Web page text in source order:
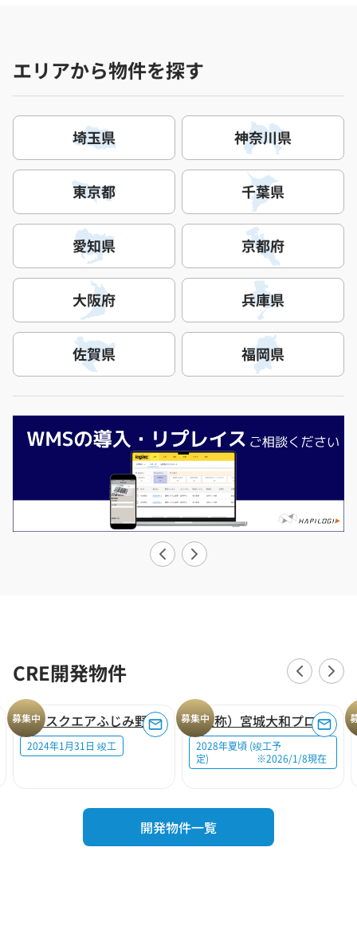
エリアから物件を探す
埼玉県 神奈川県
東京都 千葉県
愛知県 京都府
大阪府 兵庫県
佐賀県 福岡県
CRE開発物件
募集中
ロジスクエアふじみ野A
2024年1月31日 竣工
募集中 （仮称）宮城大和プロジェクト
2028年夏頃 (竣工予
定) ※2026/1/8現在
開発物件一覧